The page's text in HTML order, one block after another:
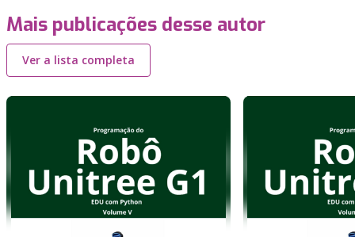
Mais publicações desse autor
Ver a lista completa